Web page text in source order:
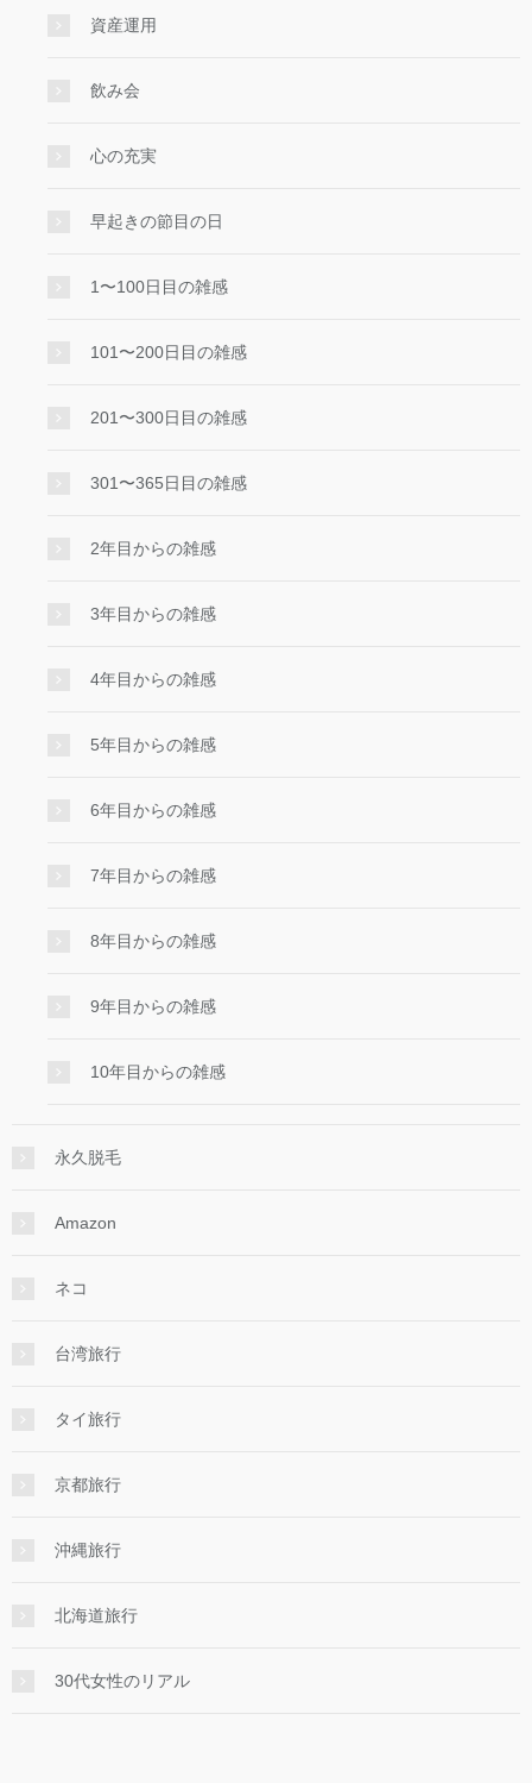
資産運用
飲み会
心の充実
早起きの節目の日
1〜100日目の雑感
101〜200日目の雑感
201〜300日目の雑感
301〜365日目の雑感
2年目からの雑感
3年目からの雑感
4年目からの雑感
5年目からの雑感
6年目からの雑感
7年目からの雑感
8年目からの雑感
9年目からの雑感
10年目からの雑感
永久脱毛
Amazon
ネコ
台湾旅行
タイ旅行
京都旅行
沖縄旅行
北海道旅行
30代女性のリアル